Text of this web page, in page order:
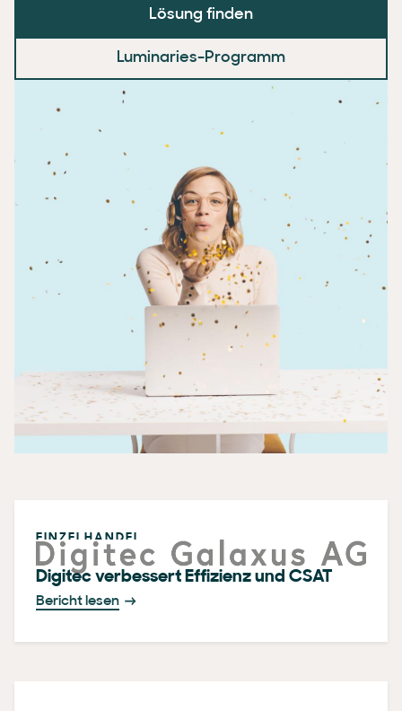
Lösung finden
Luminaries-Programm
EINZELHANDEL
Digitec verbessert Effizienz und CSAT
Bericht lesen